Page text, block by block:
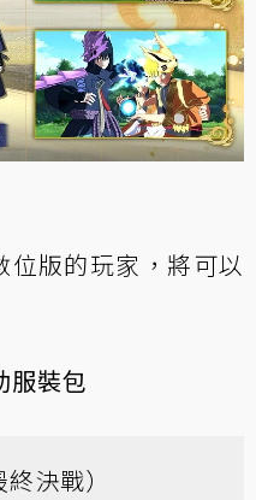
版的玩家，將可以
服裝包
決戰）